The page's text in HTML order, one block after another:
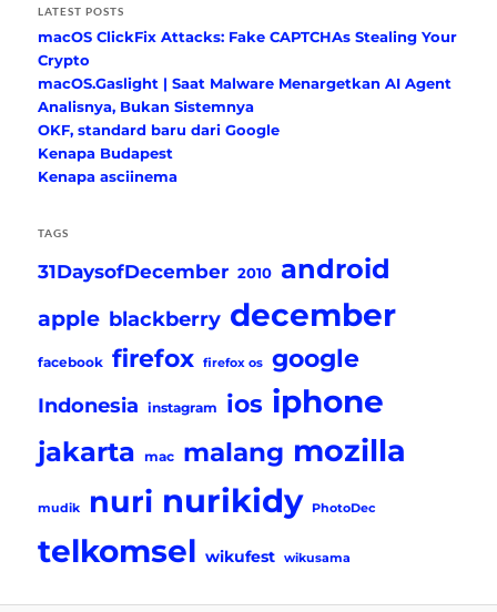
LATEST POSTS
macOS ClickFix Attacks: Fake CAPTCHAs Stealing Your
Crypto
macOS.Gaslight | Saat Malware Menargetkan AI Agent
Analisnya, Bukan Sistemnya
OKF, standard baru dari Google
Kenapa Budapest
Kenapa asciinema
TAGS
31DaysofDecember 2010 android
apple blackberry december
facebook firefox firefox os google
Indonesia instagram ios iphone
jakarta mac malang mozilla
mudik nuri nurikidy PhotoDec
telkomsel wikufest wikusama